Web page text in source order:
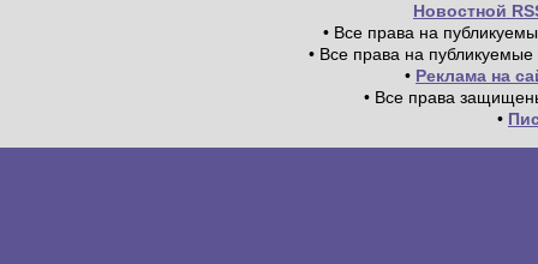
Новостной
• Все права на
• Все права на
• Реклама на
• Все права
•